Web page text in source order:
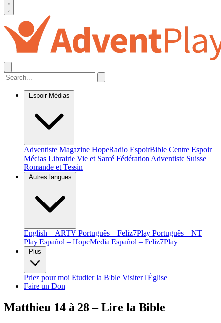
Espoir Médias
Adventiste Magazine HopeRadio EspoirBible Centre Espoir
Médias Librairie Vie et Santé Fédération Adventiste Suisse
Romande et Tessin
Autres langues
English – ARTV Português – Feliz7Play Português – NT
Play Español – HopeMedia Español – Feliz7Play
Plus
Priez pour moi Étudier la Bible Visiter l'Église
Faire un Don
Matthieu 14 à 28 – Lire la Bible